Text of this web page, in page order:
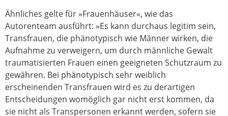
Ähnliches gelte für »Frauenhäuser«, wie das
Autorenteam ausführt: »Es kann durchaus legitim sein,
Transfrauen, die phänotypisch wie Männer wirken, die
Aufnahme zu verweigern, um durch männliche Gewalt
traumatisierten Frauen einen geeigneten Schutzraum zu
gewähren. Bei phänotypisch sehr weiblich
erscheinenden Transfrauen wird es zu derartigen
Entscheidungen womöglich gar nicht erst kommen, da
sie nicht als Transpersonen erkannt werden, sofern sie